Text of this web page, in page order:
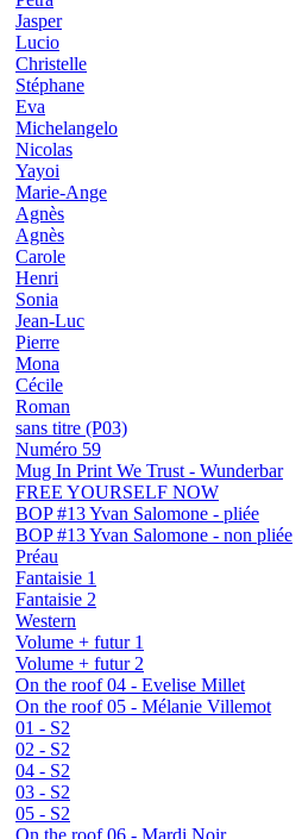
Jasper
Lucio
Christelle
Stéphane
Eva
Michelangelo
Nicolas
Yayoi
Marie-Ange
Agnès
Agnès
Carole
Henri
Sonia
Jean-Luc
Pierre
Mona
Cécile
Roman
sans titre (P03)
Numéro 59
Mug In Print We Trust - Wunderbar
FREE YOURSELF NOW
BOP #13 Yvan Salomone - pliée
BOP #13 Yvan Salomone - non pliée
Préau
Fantaisie 1
Fantaisie 2
Western
Volume + futur 1
Volume + futur 2
On the roof 04 - Evelise Millet
On the roof 05 - Mélanie Villemot
01 - S2
02 - S2
04 - S2
03 - S2
05 - S2
On the roof 06 - Mardi Noir